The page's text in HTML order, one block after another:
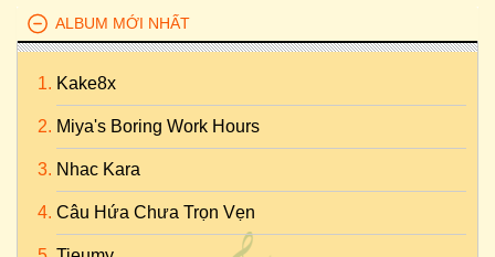
ALBUM MỚI NHẤT
Kake8x
Miya's Boring Work Hours
Nhac Kara
Câu Hứa Chưa Trọn Vẹn